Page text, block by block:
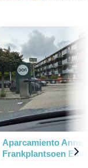
Aparcamiento Anne
Frankplantsoen